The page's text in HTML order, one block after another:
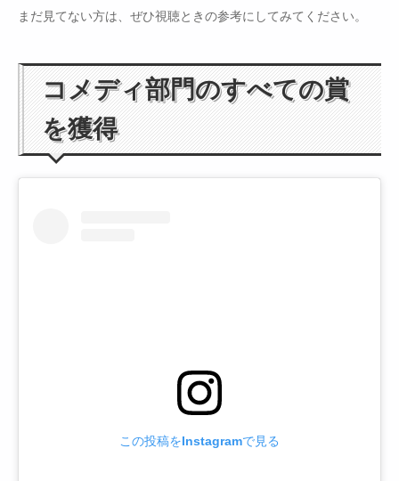
まだ見てない方は、ぜひ視聴ときの参考にしてみてください。
コメディ部門のすべての賞
を獲得
この投稿をInstagramで見る